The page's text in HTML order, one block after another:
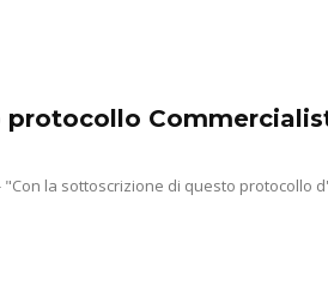
protocollo
"Con la sottoscrizione di questo